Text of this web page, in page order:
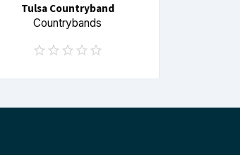
Tulsa Countryband
Countrybands